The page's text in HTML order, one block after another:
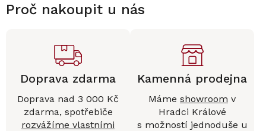
Proč nakoupit u nás
Doprava zdarma
Doprava nad 3 000 Kč
zdarma, spotřebiče
rozvážíme vlastními
Kamenná prodejna
Máme showroom v
Hradci Králové
s možností jednoduše u